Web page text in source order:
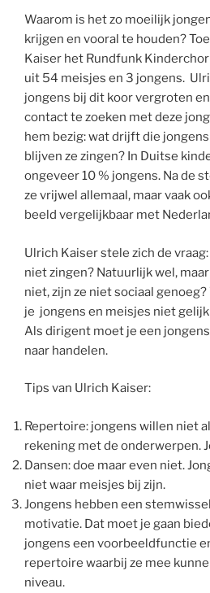
Waarom is het zo moeilijk
krijgen en vooral te houden?
Kaiser het Rundfunk
uit 54 meisjes en 3 jongens.
jongens bij dit koor vergroten
contact te zoeken met deze
hem bezig: wat drijft die
blijven ze zingen? In Duitse
ongeveer 10 % jongens. Na de
ze vrijwel allemaal, maar vaak
beeld vergelijkbaar met
Ulrich Kaiser stele zich de
niet zingen? Natuurlijk wel,
niet, zijn ze niet sociaal
je jongens en meisjes niet
Als dirigent moet je een
naar handelen.
Tips van Ulrich Kaiser:
Repertoire: jongens willen niet
rekening met de onderwerpen.
Dansen: doe maar even niet.
niet waar meisjes bij zijn.
Jongens hebben een
motivatie. Dat moet je gaan
jongens een voorbeeldfunctie
repertoire waarbij ze mee
niveau.